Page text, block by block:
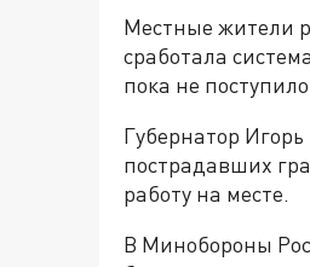
Местные жители
сработала
пока не
Губернатор
пострадавших
работу на месте.
В Минобороны